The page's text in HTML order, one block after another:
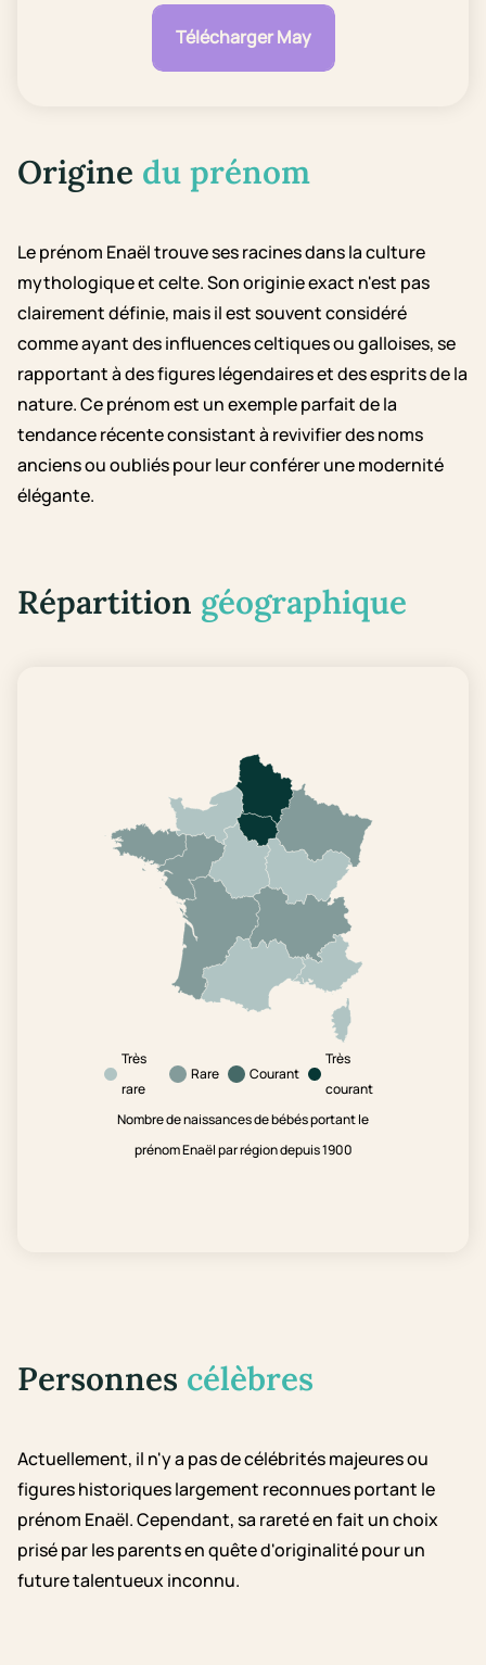
Télécharger May
Origine du prénom
Le prénom Enaël trouve ses racines dans la culture
mythologique et celte. Son originie exact n'est pas
clairement définie, mais il est souvent considéré
comme ayant des influences celtiques ou galloises, se
rapportant à des figures légendaires et des esprits de la
nature. Ce prénom est un exemple parfait de la
tendance récente consistant à revivifier des noms
anciens ou oubliés pour leur conférer une modernité
élégante.
Répartition géographique
Très
rare
Rare Courant
Très
courant
Nombre de naissances de bébés portant le
prénom Enaël par région depuis 1900
Personnes célèbres
Actuellement, il n'y a pas de célébrités majeures ou
figures historiques largement reconnues portant le
prénom Enaël. Cependant, sa rareté en fait un choix
prisé par les parents en quête d'originalité pour un
future talentueux inconnu.